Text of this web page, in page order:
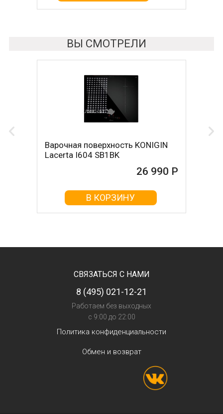
ВЫ СМОТРЕЛИ
Варочная поверхность KONIGIN
Lacerta I604 SB1BK
26 990 Р
В КОРЗИНУ
СВЯЗАТЬСЯ С НАМИ
8 (495) 021-12-21
Работаем без выходных
с 9:00 до 22:00
Политика конфиденциальности
Обмен и возврат